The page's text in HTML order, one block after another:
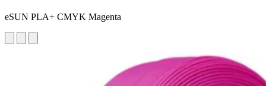
eSUN PLA+ CMYK Magenta